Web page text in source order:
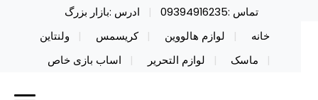
تماس :09394916235
ادرس :بازار بزرگ
خانه
لوازم هالووین کریسمس
ولنتاین
ماسک
لوازم التحریر اساب بازی خاص